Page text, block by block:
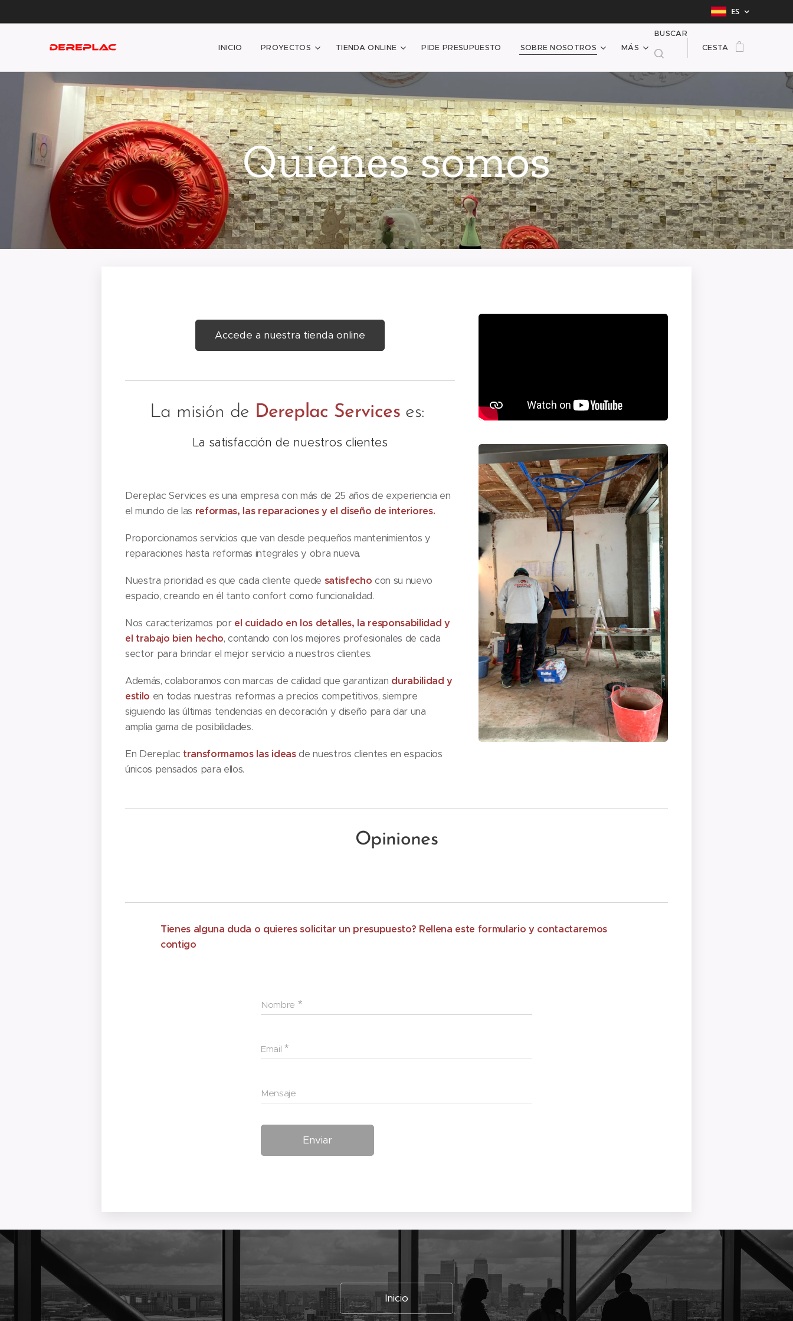
ES
INICIO PROYECTOS TIENDA ONLINE PIDE PRESUPUESTO SOBRE NOSOTROS MÁS
BUSCAR
CESTA
Quiénes somos
Accede a nuestra tienda online
La misión de Dereplac Serviceses:
La satisfacción de nuestros clientes
Dereplac Services es una empresa con más de 25 años de experiencia en
el mundo de las reformas, las reparaciones y el diseño de interiores.
Proporcionamos servicios que van desde pequeños mantenimientos y
reparaciones hasta reformas integrales y obra nueva.
Nuestra prioridad es que cada cliente quede satisfecho con su nuevo
espacio, creando en él tanto confort como funcionalidad.
Nos caracterizamos por el cuidado en los detalles, la responsabilidad y
el trabajo bien hecho, contando con los mejores profesionales de cada
sector para brindar el mejor servicio a nuestros clientes.
Además, colaboramos con marcas de calidad que garantizan durabilidad y
estilo en todas nuestras reformas a precios competitivos, siempre
siguiendo las últimas tendencias en decoración y diseño para dar una
amplia gama de posibilidades.
En Dereplac transformamos las ideasde nuestros clientes en espacios
únicos pensados para ellos.
Opiniones
Tienes alguna duda o quieres solicitar un presupuesto? Rellena este formulario y contactaremos
contigo
Nombre
Email
Mensaje
Enviar
Inicio